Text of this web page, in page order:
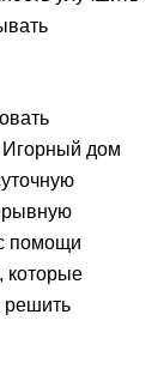
дом
помощи
которые
решить